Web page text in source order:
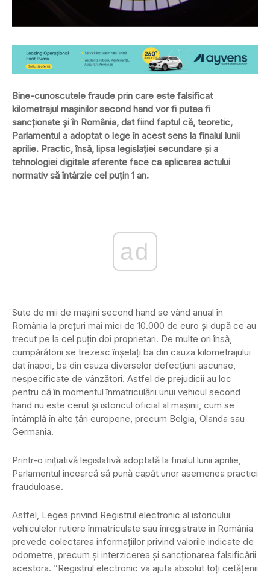
Bine-cunoscutele fraude prin care este falsificat
kilometrajul mașinilor second hand vor fi putea fi
sancționate și în România, dat fiind faptul că, teoretic,
Parlamentul a adoptat o lege în acest sens la finalul lunii
aprilie. Practic, însă, lipsa legislației secundare și a
tehnologiei digitale aferente face ca aplicarea actului
normativ să întârzie cel puțin 1 an.
ad
Sute de mii de mașini second hand se vând anual în
România la prețuri mai mici de 10.000 de euro și după ce au
trecut pe la cel puțin doi proprietari. De multe ori însă,
cumpărătorii se trezesc înșelați ba din cauza kilometrajului
dat înapoi, ba din cauza diverselor defecțiuni ascunse,
nespecificate de vânzători. Astfel de prejudicii au loc
pentru că în momentul înmatriculării unui vehicul second
hand nu este cerut și istoricul oficial al mașinii, cum se
întâmplă în alte țări europene, precum Belgia, Olanda sau
Germania.
Printr-o inițiativă legislativă adoptată la finalul lunii aprilie,
Parlamentul încearcă să pună capăt unor asemenea practici
frauduloase.
Astfel, Legea privind Registrul electronic al istoricului
vehiculelor rutiere înmatriculate sau înregistrate în România
prevede colectarea informațiilor privind valorile indicate de
odometre, precum și interzicerea și sancționarea falsificării
acestora. ”Registrul electronic va ajuta absolut toți cetățenii